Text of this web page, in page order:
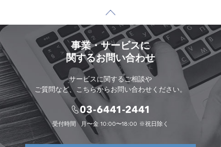
事業・サービスに
関するお問い合わせ
サービスに関するご相談や
ご質問など、こちらからお問い合わせください。
受付時間 月〜金 10:00〜18:00 ※祝日除く